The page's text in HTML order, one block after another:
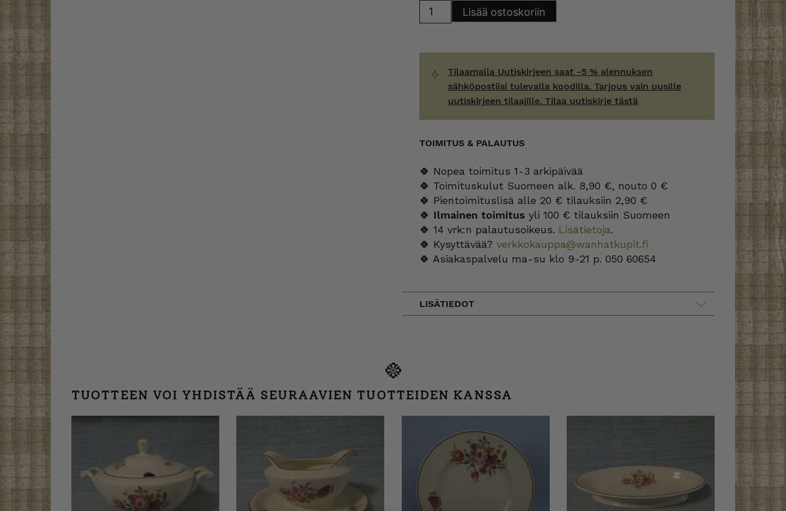
Lautanen
Lisää ostoskoriin
Tilaamalla Uutiskirjeen saat -5 % alennuksen
sähköpostiisi tulevalla koodilla. Tarjous vain uusille
uutiskirjeen tilaajille. Tilaa uutiskirje tästä
TOIMITUS & PALAUTUS
🍀 Nopea toimitus 1-3 arkipäivää
🍀 Toimituskulut Suomeen alk. 8,90 €, nouto 0 €
🍀 Pientoimituslisä alle 20 € tilauksiin 2,90 €
🍀 Ilmainen toimitus yli 100 € tilauksiin Suomeen
🍀 14 vrk:n palautusoikeus. Lisätietoja.
🍀 Kysyttävää? verkkokauppa@wanhatkupit.fi
🍀 Asiakaspalvelu ma-su klo 9-21 p. 050 60654
LISÄTIEDOT
TUOTTEEN VOI YHDISTÄÄ SEURAAVIEN TUOTTEIDEN KANSSA